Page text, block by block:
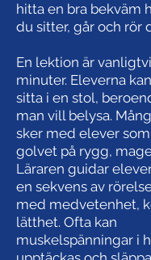
hitta en bra bekväm
du sitter, går och rör
En lektion är
minuter. Eleverna
sitta i en stol,
man vill belysa.
sker med elever
golvet på rygg,
Läraren guidar
en sekvens av
med medvetenhet,
lätthet. Ofta kan
muskelspänningar i